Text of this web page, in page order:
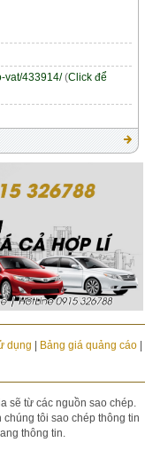
vat/433914/(Click để
dụng Bảng giá quảng cáo|
sẽ từ các nguồn sao chép.
chúng tôi sao chép thông tin
thông tin.